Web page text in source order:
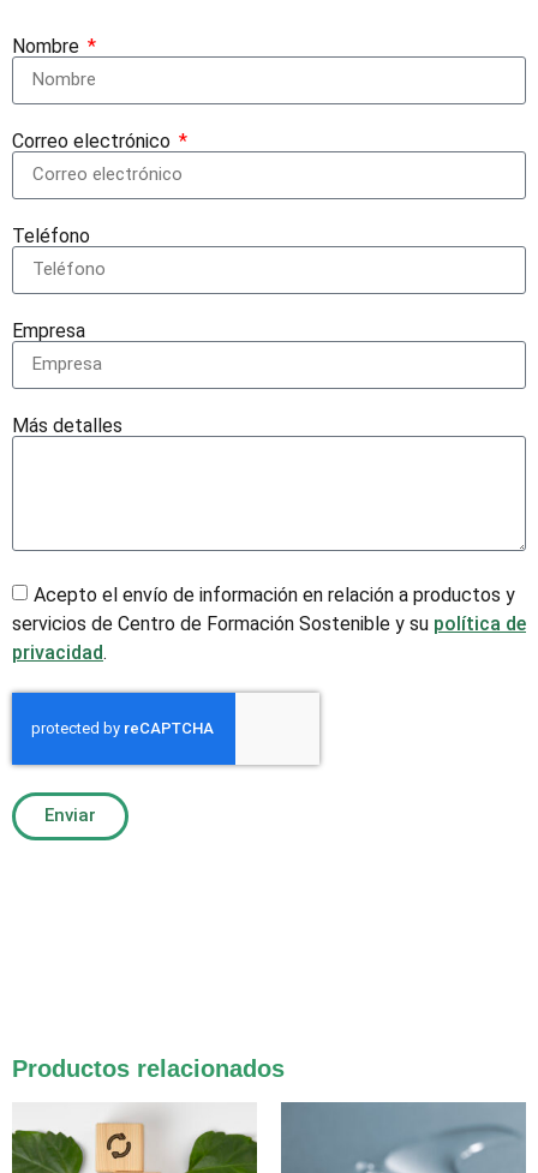
Nombre
Correo electrónico
Teléfono
Empresa
Más detalles
Acepto el envío de información en relación a productos y
servicios de Centro de Formación Sostenible y su política de
privacidad.
Enviar
Productos relacionados